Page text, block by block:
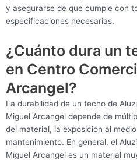
y asegurarse de que cumple con
especificaciones necesarias.
¿Cuánto dura un
en Centro
Arcangel?
La durabilidad de un techo de
Miguel Arcangel depende de
del material, la exposición al
mantenimiento. En general, el
Miguel Arcangel es un material